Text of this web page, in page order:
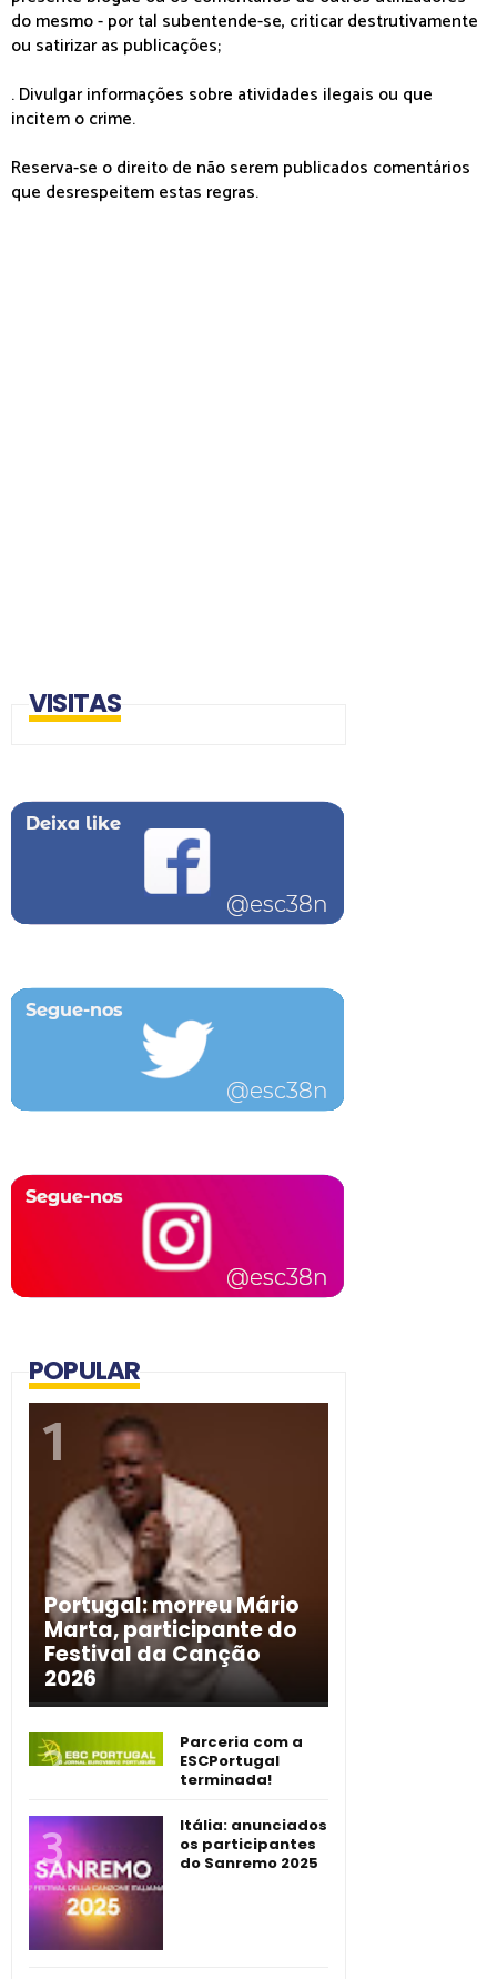
do mesmo - por tal subentende-se, criticar destrutivamente
ou satirizar as publicações;
. Divulgar informações sobre atividades ilegais ou que
incitem o crime.
Reserva-se o direito de não serem publicados comentários
que desrespeitem estas regras.
VISITAS
POPULAR
Portugal: morreu Mário
Marta, participante do
Festival da Canção
2026
Parceria com a
ESCPortugal
terminada!
Itália: anunciados
os participantes
do Sanremo 2025